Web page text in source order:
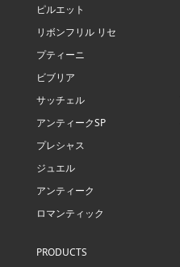
ピルエット
リボンフリル リセ
プティーニ
ビブリア
サッチェル
アンティークSP
プレシャス
ジュエル
アンティーク
ロマンティック
PRODUCTS